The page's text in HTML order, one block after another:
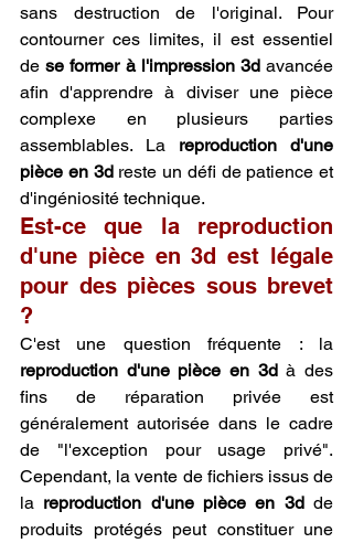
sans destruction de l'original. Pour
contourner ces limites, il est essentiel
de se former à l'impression 3d avancée
afin d'apprendre à diviser une pièce
complexe en plusieurs parties
assemblables. La reproduction d'une
pièce en 3d reste un défi de patience et
d'ingéniosité technique.
Est-ce que la reproduction
d'une pièce en 3d est légale
pour des pièces sous brevet
?
reproduction d'une pièce en 3d à des
fins de réparation privée est
généralement autorisée dans le cadre
de "l'exception pour usage privé".
Cependant, la vente de fichiers issus de
la reproduction d'une pièce en 3d de
produits protégés peut constituer une